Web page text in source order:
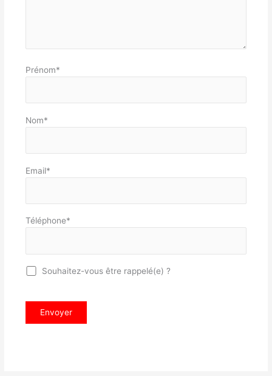
Prénom*
Nom*
Email*
Téléphone*
Souhaitez-vous être rappelé(e) ?